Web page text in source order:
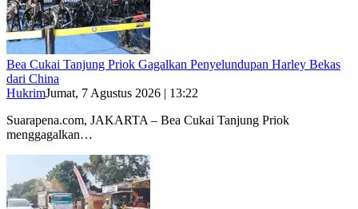
Bea Cukai Tanjung Priok Gagalkan Penyelundupan Harley Bekas
dari China
HukrimJumat, 7 Agustus 2026 | 13:22
Suarapena.com, JAKARTA – Bea Cukai Tanjung Priok
menggagalkan…